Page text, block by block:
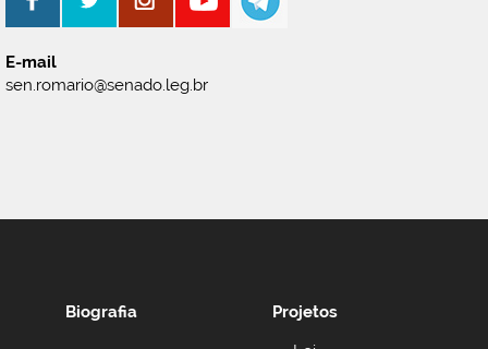
E-mail
sen.romario@senado.leg.br
Biografia
Projetos